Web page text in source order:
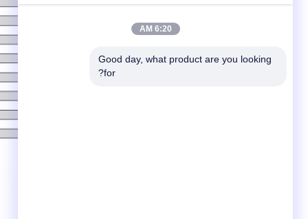
6:20 AM
Good day, what product are you looking
for?